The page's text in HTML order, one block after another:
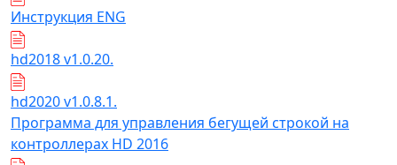
Инструкция ENG
hd2018 v1.0.20.
hd2020 v1.0.8.1.
Программа для управления бегущей строкой на
контроллерах HD 2016